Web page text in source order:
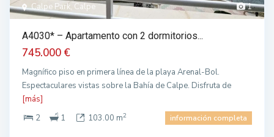
1
Calpe Park, Calpe
A4030* – Apartamento con 2 dormitorios...
745.000 €
Magnífico piso en primera línea de la playa Arenal-Bol.
Espectaculares vistas sobre la Bahía de Calpe. Disfruta de
[más]
2
1 103.00 m2 información completa